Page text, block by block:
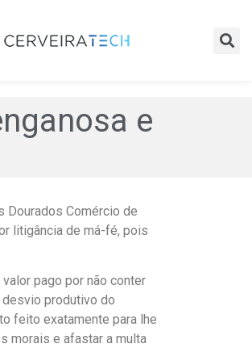
e
Dourados Comércio de
litigância de má-fé, pois
pago por não conter
desvio produtivo do
feito exatamente para lhe
morais e afastar a multa